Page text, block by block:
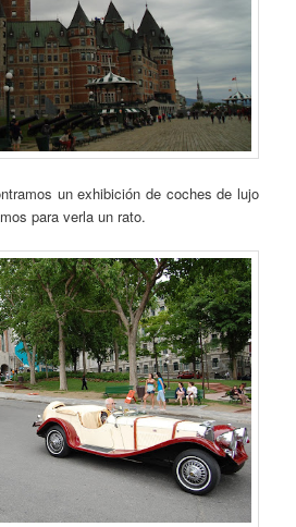
un exhibición de coches de lujo
para verla un rato.